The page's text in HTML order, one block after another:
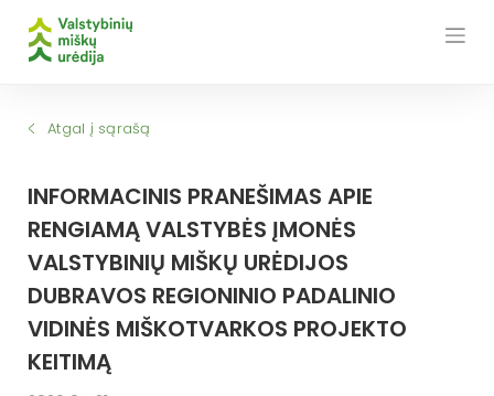
Atgal į sąrašą
INFORMACINIS PRANEŠIMAS APIE
RENGIAMĄ VALSTYBĖS ĮMONĖS
VALSTYBINIŲ MIŠKŲ URĖDIJOS
DUBRAVOS REGIONINIO PADALINIO
VIDINĖS MIŠKOTVARKOS PROJEKTO
KEITIMĄ